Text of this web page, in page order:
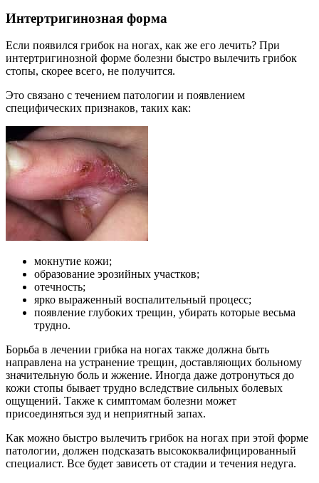
Интертригинозная форма
Если появился грибок на ногах, как же его лечить? При
интертригинозной форме болезни быстро вылечить грибок
стопы, скорее всего, не получится.
Это связано с течением патологии и появлением
специфических признаков, таких как:
мокнутие кожи;
образование эрозийных участков;
отечность;
ярко выраженный воспалительный процесс;
появление глубоких трещин, убирать которые весьма
трудно.
Борьба в лечении грибка на ногах также должна быть
направлена на устранение трещин, доставляющих больному
значительную боль и жжение. Иногда даже дотронуться до
кожи стопы бывает трудно вследствие сильных болевых
ощущений. Также к симптомам болезни может
присоединяться зуд и неприятный запах.
Как можно быстро вылечить грибок на ногах при этой форме
патологии, должен подсказать высококвалифицированный
специалист. Все будет зависеть от стадии и течения недуга.